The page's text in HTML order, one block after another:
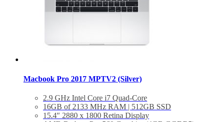
Macbook Pro 2017 MPTV2 (Silver)
2.9 GHz Intel Core i7 Quad-Core
16GB of 2133 MHz RAM | 512GB SSD
15.4″ 2880 x 1800 Retina Display